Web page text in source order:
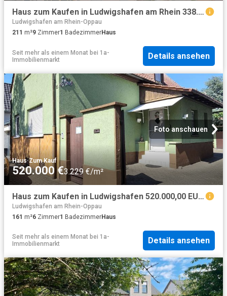
Haus zum Kaufen in Ludwigshafen am Rhein 338.000,00 EUR 211 m²
Ludwigshafen am Rhein-Oppau
211 m²9 Zimmer1 BadezimmerHaus
Seit mehr als einem Monat bei 1a-
Immobilienmarkt
Details ansehen
Foto anschauen
Haus·Zum Kauf
520.000 €3.229 €/m²
Haus zum Kaufen in Ludwigshafen 520.000,00 EUR 161 m²
Ludwigshafen am Rhein-Oppau
161 m²6 Zimmer1 BadezimmerHaus
Seit mehr als einem Monat bei 1a-
Immobilienmarkt
Details ansehen